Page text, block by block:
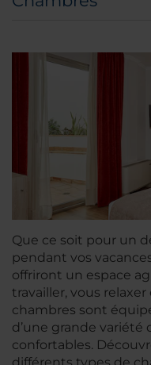
Que ce soit pour un
pendant vos
offriront un espace
travailler, vous
chambres sont
d’une grande
confortables.